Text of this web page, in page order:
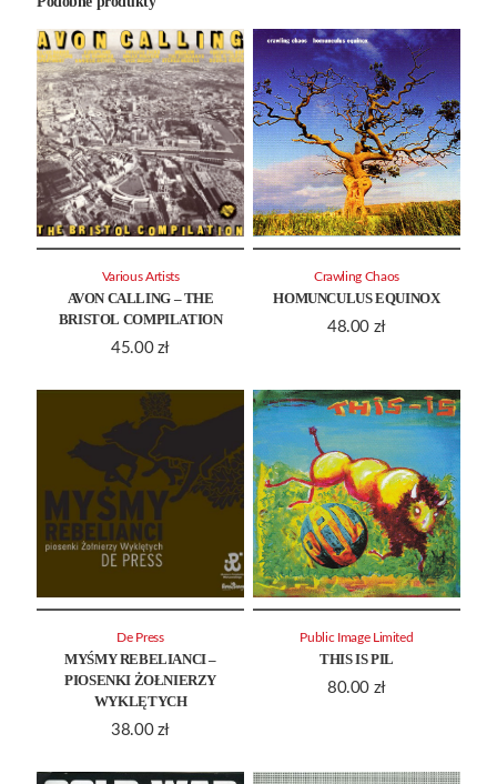
AVON CALLING – THE
BRISTOL COMPILATION
45.00 zł
Various Artists
HOMUNCULUS EQUINOX
48.00 zł
Crawling Chaos
MYŚMY REBELIANCI –
PIOSENKI ŻOŁNIERZY
WYKLĘTYCH
38.00 zł
De Press
THIS IS PIL
80.00 zł
Public Image Limited